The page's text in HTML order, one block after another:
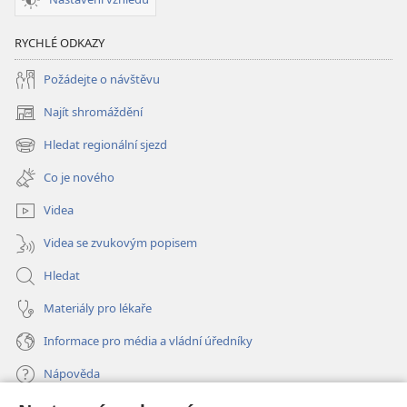
RYCHLÉ ODKAZY
Požádejte o návštěvu
Najít shromáždění
(otevřeno
nové
okno)
Hledat regionální sjezd
(otevřeno
nové
okno)
Co je nového
Videa
Videa se zvukovým popisem
Hledat
Materiály pro lékaře
Informace pro média a vládní úředníky
Nápověda